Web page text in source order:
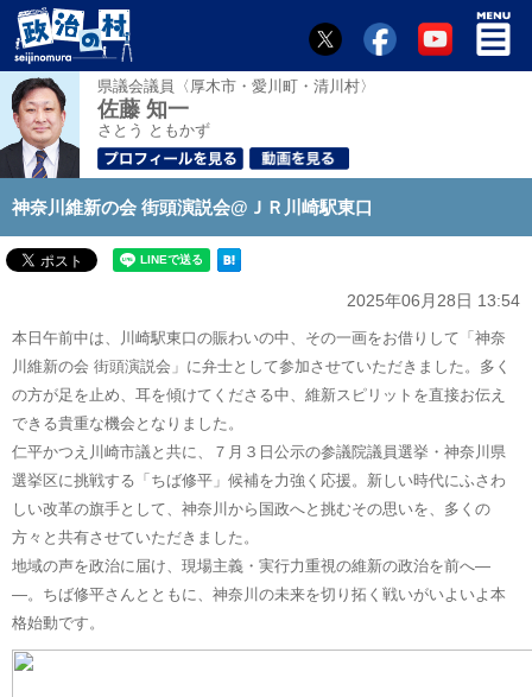
県議会議員〈厚木市・愛川町・清川村〉
佐藤 知一
さとう ともかず
神奈川維新の会 街頭演説会@ＪＲ川崎駅東口
2025年06月28日 13:54
本日午前中は、川崎駅東口の賑わいの中、その一画をお借りして「神奈
川維新の会 街頭演説会」に弁士として参加させていただきました。多く
の方が足を止め、耳を傾けてくださる中、維新スピリットを直接お伝え
できる貴重な機会となりました。
仁平かつえ川崎市議と共に、７月３日公示の参議院議員選挙・神奈川県
選挙区に挑戦する「ちば修平」候補を力強く応援。新しい時代にふさわ
しい改革の旗手として、神奈川から国政へと挑むその思いを、多くの
方々と共有させていただきました。
地域の声を政治に届け、現場主義・実行力重視の維新の政治を前へ―
―。ちば修平さんとともに、神奈川の未来を切り拓く戦いがいよいよ本
格始動です。